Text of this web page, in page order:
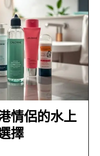
情侶的水上
擇